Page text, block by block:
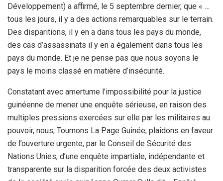
Développement) a affirmé, le 5 septembre dernier, que « …
tous les jours, il y a des actions remarquables sur le terrain.
Des disparitions, il y en a dans tous les pays du monde,
des cas d’assassinats il y en a également dans tous les
pays du monde. Et je ne pense pas que nous soyons le
pays le moins classé en matière d’insécurité.
Constatant avec amertume l’impossibilité pour la justice
guinéenne de mener une enquête sérieuse, en raison des
multiples pressions exercées sur elle par les militaires au
pouvoir, nous, Tournons La Page Guinée, plaidons en faveur
de l’ouverture urgente, par le Conseil de Sécurité des
Nations Unies, d’une enquête impartiale, indépendante et
transparente sur la disparition forcée des deux activistes